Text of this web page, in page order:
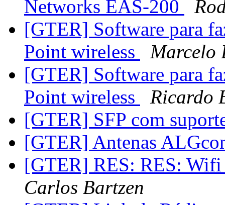
Networks EAS-200
[GTER] Software para
Point wireless
Marcelo
[GTER] Software para
Point wireless
Ricardo
[GTER] SFP com
[GTER] Antenas
[GTER] RES: RES:
Carlos Bartzen